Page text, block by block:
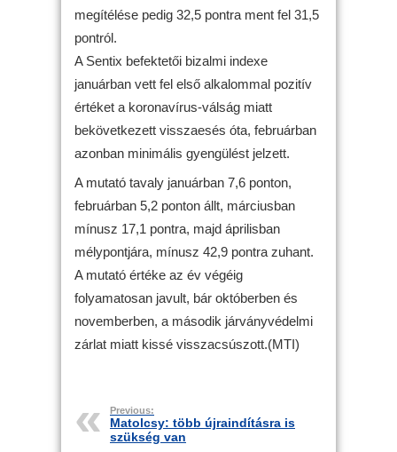
megítélése pedig 32,5 pontra ment fel 31,5
pontról.
A Sentix befektetői bizalmi indexe
januárban vett fel első alkalommal pozitív
értéket a koronavírus-válság miatt
bekövetkezett visszaesés óta, februárban
azonban minimális gyengülést jelzett.
A mutató tavaly januárban 7,6 ponton,
februárban 5,2 ponton állt, márciusban
mínusz 17,1 pontra, majd áprilisban
mélypontjára, mínusz 42,9 pontra zuhant.
A mutató értéke az év végéig
folyamatosan javult, bár októberben és
novemberben, a második járványvédelmi
zárlat miatt kissé visszacsúszott.(MTI)
Previous:
Matolcsy: több újraindításra is
szükség van